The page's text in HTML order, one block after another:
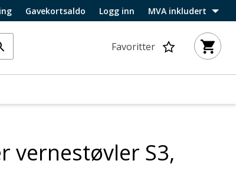
Gavekortsaldo Logg inn MVA inkludert
Favoritter
vernestøvler S3,